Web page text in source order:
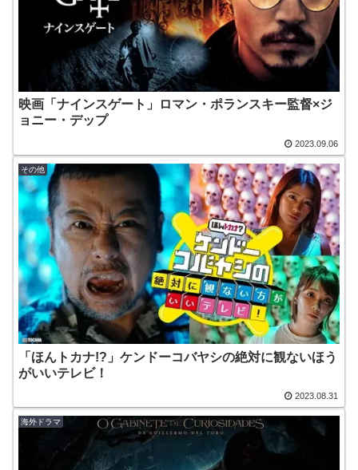
映画「ナインスゲート」ロマン・ポランスキー監督×ジ
ョニー・デップ
2023.09.06
その他
「ほんトカナ!?」ケンドーコバヤシの絶対に観ないほう
がいいテレビ！
2023.08.31
海外ドラマ